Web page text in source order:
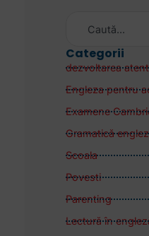
Categorii
dezvoltarea
Engleza pentru
Examene
Gramatică
Scoala
Povesti
Parenting
Lectură în